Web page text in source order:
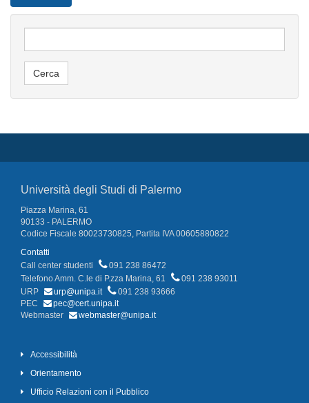
Università degli Studi di Palermo
Piazza Marina, 61
90133 - PALERMO
Codice Fiscale 80023730825, Partita IVA 00605880822
Contatti
Call center studenti
091 238 86472
Telefono Amm. C.le di P.zza Marina, 61
091 238 93011
URP
urp@unipa.it
091 238 93666
PEC
pec@cert.unipa.it
Webmaster
webmaster@unipa.it
Accessibilità
Orientamento
Ufficio Relazioni con il Pubblico